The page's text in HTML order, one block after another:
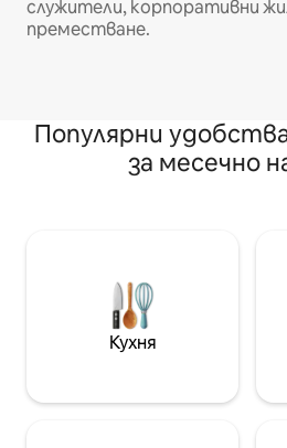
служители, корпоративни
преместване.
Популярни
за месечно
Кухня